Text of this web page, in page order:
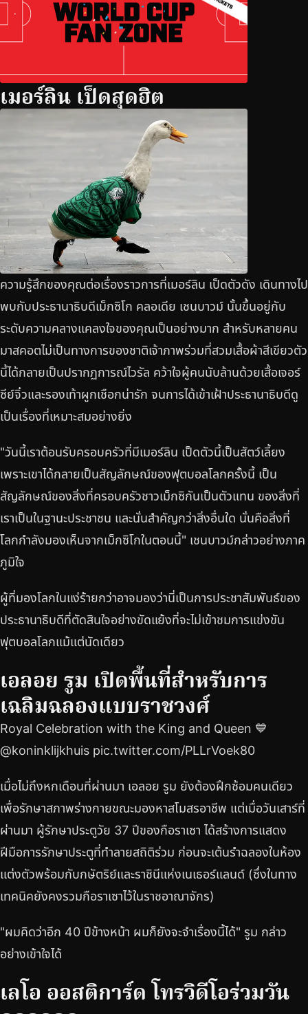
เมอร์ลิน เป็ดสุดฮิต
ความรู้สึกของคุณต่อเรื่องราวการที่เมอร์ลิน เป็ดตัวดัง เดินทางไป
พบกับประธานาธิบดีเม็กซิโก คลอเดีย เชนบาวม์ นั้นขึ้นอยู่กับ
ระดับความคลางแคลงใจของคุณเป็นอย่างมาก สำหรับหลายคน
มาสคอตไม่เป็นทางการของชาติเจ้าภาพร่วมที่สวมเสื้อผ้าสีเขียวตัว
นี้ได้กลายเป็นปรากฏการณ์ไวรัล คว้าใจผู้คนนับล้านด้วยเสื้อเจอร์
ซีย์จิ๋วและรองเท้าผูกเชือกน่ารัก จนการได้เข้าเฝ้าประธานาธิบดีดู
เป็นเรื่องที่เหมาะสมอย่างยิ่ง
"วันนี้เราต้อนรับครอบครัวที่มีเมอร์ลิน เป็ดตัวนี้เป็นสัตว์เลี้ยง
เพราะเขาได้กลายเป็นสัญลักษณ์ของฟุตบอลโลกครั้งนี้ เป็น
สัญลักษณ์ของสิ่งที่ครอบครัวชาวเม็กซิกันเป็นตัวแทน ของสิ่งที่
เราเป็นในฐานะประชาชน และนั่นสำคัญกว่าสิ่งอื่นใด นั่นคือสิ่งที่
โลกกำลังมองเห็นจากเม็กซิโกในตอนนี้" เชนบาวม์กล่าวอย่างภาค
ภูมิใจ
ผู้ที่มองโลกในแง่ร้ายกว่าอาจมองว่านี่เป็นการประชาสัมพันธ์ของ
ประธานาธิบดีที่ตัดสินใจอย่างขัดแย้งที่จะไม่เข้าชมการแข่งขัน
ฟุตบอลโลกแม้แต่นัดเดียว
เอลอย รูม เปิดพื้นที่สำหรับการ
เฉลิมฉลองแบบราชวงศ์
Royal Celebration with the King and Queen 💙
@koninklijkhuis pic.twitter.com/PLLrVoek80
เมื่อไม่ถึงหกเดือนที่ผ่านมา เอลอย รูม ยังต้องฝึกซ้อมคนเดียว
เพื่อรักษาสภาพร่างกายขณะมองหาสโมสรอาชีพ แต่เมื่อวันเสาร์ที่
ผ่านมา ผู้รักษาประตูวัย 37 ปีของกือราเซา ได้สร้างการแสดง
ฝีมือการรักษาประตูที่ทำลายสถิติร่วม ก่อนจะเต้นรำฉลองในห้อง
แต่งตัวพร้อมกับกษัตริย์และราชินีแห่งเนเธอร์แลนด์ (ซึ่งในทาง
เทคนิคยังคงรวมกือราเซาไว้ในราชอาณาจักร)
"ผมคิดว่าอีก 40 ปีข้างหน้า ผมก็ยังจะจำเรื่องนี้ได้" รูม กล่าว
อย่างเข้าใจได้
เลโอ ออสติการ์ด โทรวิดีโอร่วมวัน